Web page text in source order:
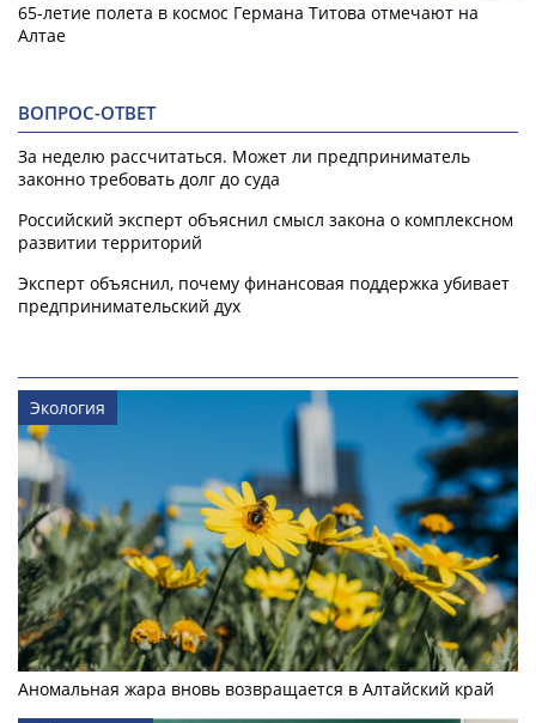
65-летие полета в космос Германа Титова отмечают на
Алтае
ВОПРОС-ОТВЕТ
За неделю рассчитаться. Может ли предприниматель
законно требовать долг до суда
Российский эксперт объяснил смысл закона о комплексном
развитии территорий
Эксперт объяснил, почему финансовая поддержка убивает
предпринимательский дух
Экология
Аномальная жара вновь возвращается в Алтайский край